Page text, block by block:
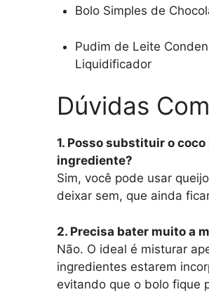
Bolo Simples de
Pudim de Leite
Liquidificador
Dúvidas
1. Posso substituir o
ingrediente?
Sim, você pode usar
deixar sem, que ainda
2. Precisa bater muito a
Não. O ideal é misturar
ingredientes estarem
evitando que o bolo fique